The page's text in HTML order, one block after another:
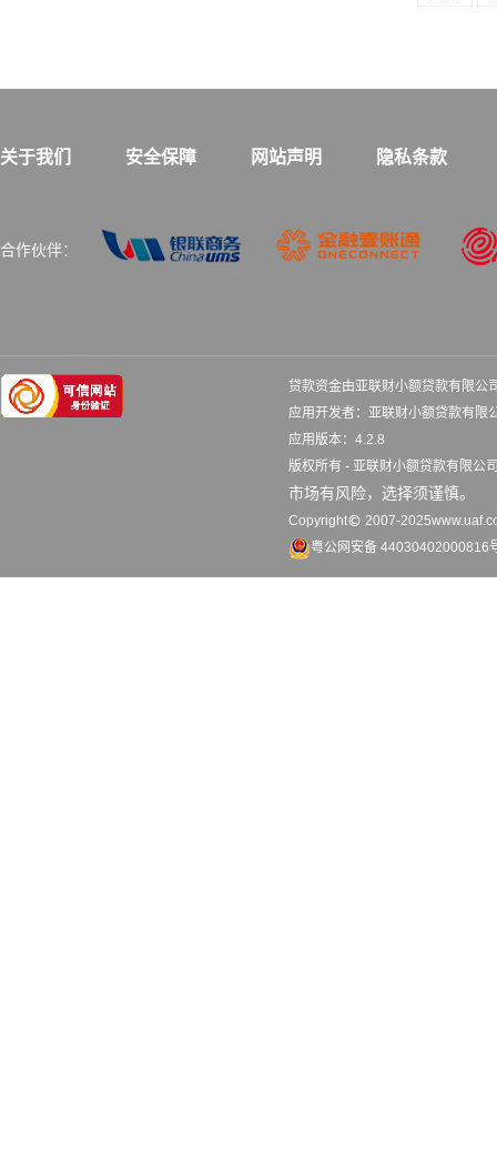
关于我们 安全保障 网站声明 隐私条款
合作伙伴：
贷款资金由亚联财小额贷款有限公
应用开发者：亚联财小额贷
应用版本：4.2.8 更
版权所有 - 亚联财小额贷款有限公
市场有风险，选择须谨慎。
Copyright
2007-
粤公网安备 44030402000816